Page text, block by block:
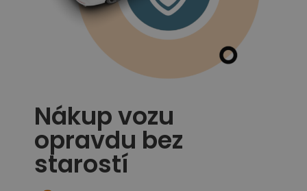
Nákup vozu
opravdu bez
starostí